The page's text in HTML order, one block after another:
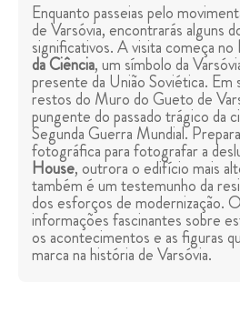
Enquanto passeias pelo
de Varsóvia, encontrarás alguns
significativos. A visita começa no
da Ciência, um símbolo da
presente da União Soviética. Em
restos do Muro do Gueto de
pungente do passado trágico da
Segunda Guerra Mundial.
fotográfica para fotografar a
House, outrora o edifício mais
também é um testemunho da
dos esforços de modernização.
informações fascinantes sobre
os acontecimentos e as figuras
marca na história de Varsóvia.